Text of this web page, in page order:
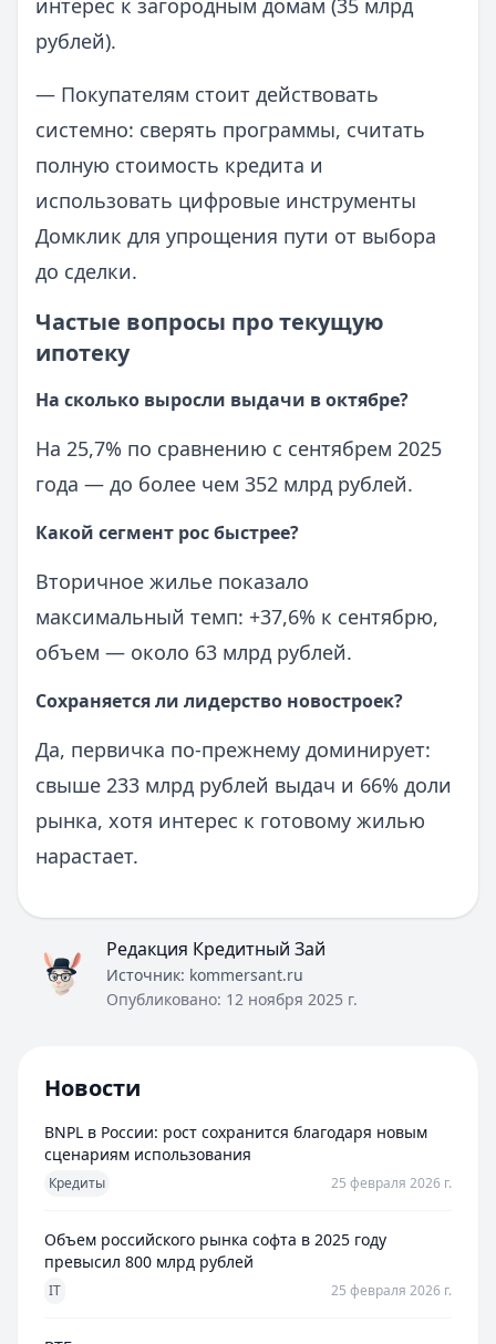
интерес к загородным домам (35 млрд
рублей).
— Покупателям стоит действовать
системно: сверять программы, считать
полную стоимость кредита и
использовать цифровые инструменты
Домклик для упрощения пути от выбора
до сделки.
Частые вопросы про текущую
ипотеку
На сколько выросли выдачи в октябре?
На 25,7% по сравнению с сентябрем 2025
года — до более чем 352 млрд рублей.
Какой сегмент рос быстрее?
Вторичное жилье показало
максимальный темп: +37,6% к сентябрю,
объем — около 63 млрд рублей.
Сохраняется ли лидерство новостроек?
Да, первичка по-прежнему доминирует:
свыше 233 млрд рублей выдач и 66% доли
рынка, хотя интерес к готовому жилью
нарастает.
Редакция Кредитный Зай
Источник: kommersant.ru
Опубликовано: 12 ноября 2025 г.
Новости
BNPL в России: рост сохранится благодаря новым
сценариям использования
Кредиты 25 февраля 2026 г.
Объем российского рынка софта в 2025 году
превысил 800 млрд рублей
IT 25 февраля 2026 г.